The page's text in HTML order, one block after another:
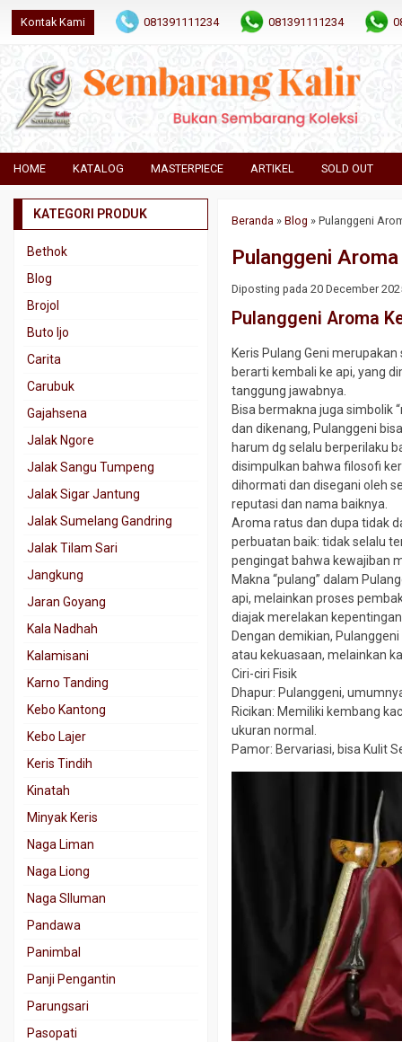
Kontak Kami 081391111234 081391111234
HOME KATALOG MASTERPIECE ARTIKEL SOLD OUT
Beranda» Blog » Pulanggeni
Pulanggeni
Diposting pada 20 December
Pulanggeni Aroma
Keris Pulang Geni
berarti kembali ke api, yang
tanggung jawabnya.
Bisa bermakna juga simbolik
dan dikenang, Pulanggeni
harum dg selalu berperilaku
disimpulkan bahwa filosofi
dihormati dan disegani oleh
reputasi dan nama baiknya.
Aroma ratus dan dupa tidak
perbuatan baik: tidak selalu
pengingat bahwa kewajiban
Makna “pulang” dalam
api, melainkan proses
diajak merelakan
Dengan demikian,
atau kekuasaan, melainkan
Ciri-ciri Fisik
Dhapur: Pulanggeni,
Ricikan: Memiliki kembang
ukuran normal.
Pamor: Bervariasi, bisa Kulit
KATEGORI PRODUK
Bethok
Blog
Brojol
Buto Ijo
Carita
Carubuk
Gajahsena
Jalak Ngore
Jalak Sangu Tumpeng
Jalak Sigar Jantung
Jalak Sumelang Gandring
Jalak Tilam Sari
Jangkung
Jaran Goyang
Kala Nadhah
Kalamisani
Karno Tanding
Kebo Kantong
Kebo Lajer
Keris Tindih
Kinatah
Minyak Keris
Naga Liman
Naga Liong
Naga SIluman
Pandawa
Panimbal
Panji Pengantin
Parungsari
Pasopati